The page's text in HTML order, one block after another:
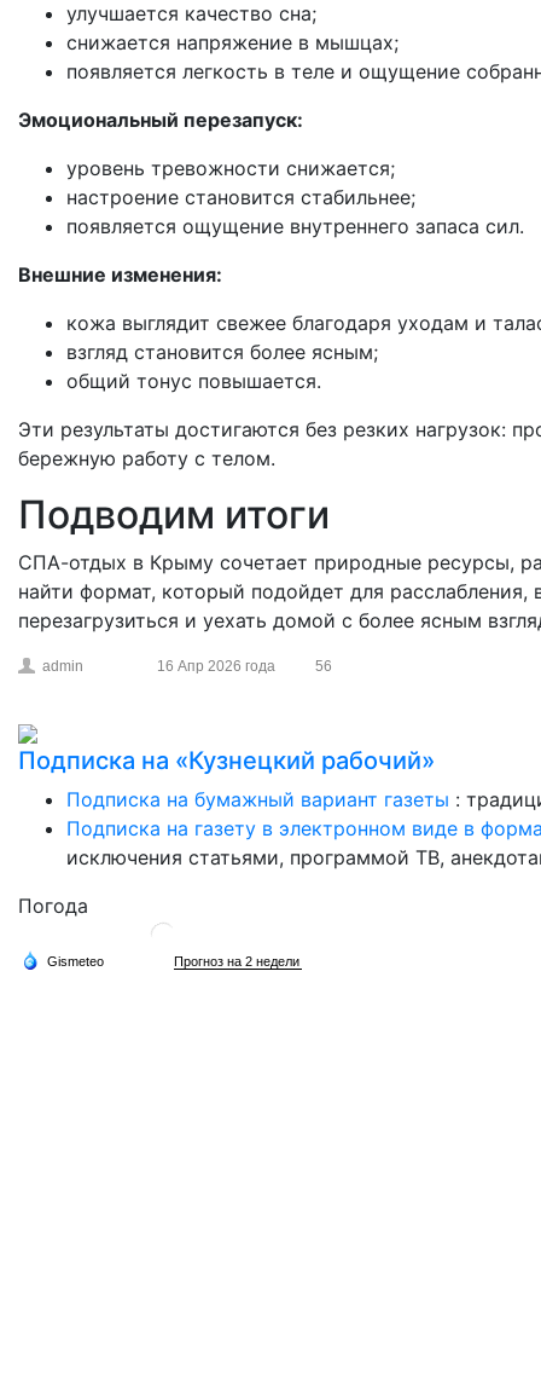
улучшается качество сна;
снижается напряжение в мышцах;
появляется легкость в теле и ощущение
Эмоциональный перезапуск:
уровень тревожности снижается;
настроение становится стабильнее;
появляется ощущение внутреннего запаса сил.
Внешние изменения:
кожа выглядит свежее благодаря уходам и
взгляд становится более ясным;
общий тонус повышается.
Эти результаты достигаются без резких нагрузок:
бережную работу с телом.
Подводим итоги
СПА-отдых в Крыму сочетает природные ресурсы,
найти формат, который подойдет для
перезагрузиться и уехать домой с более ясным
admin 16 Апр 2026 года 56
Подписка на «Кузнецкий рабочий»
Подписка на бумажный вариант газеты :
Подписка на газету в электронном виде в
исключения статьями, программой ТВ,
Погода